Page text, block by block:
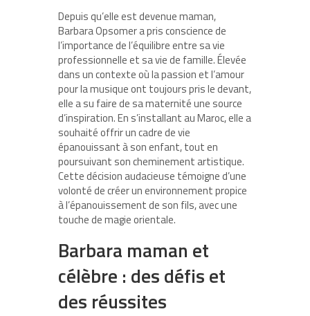
Depuis qu’elle est devenue maman,
Barbara Opsomer a pris conscience de
l’importance de l’équilibre entre sa vie
professionnelle et sa vie de famille. Élevée
dans un contexte où la passion et l’amour
pour la musique ont toujours pris le devant,
elle a su faire de sa maternité une source
d’inspiration. En s’installant au Maroc, elle a
souhaité offrir un cadre de vie
épanouissant à son enfant, tout en
poursuivant son cheminement artistique.
Cette décision audacieuse témoigne d’une
volonté de créer un environnement propice
à l’épanouissement de son fils, avec une
touche de magie orientale.
Barbara maman et
célèbre : des défis et
des réussites